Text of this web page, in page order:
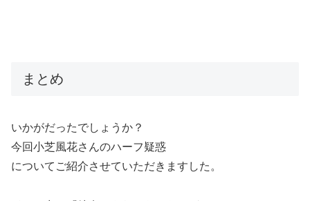
まとめ
いかがだったでしょうか？
今回小芝風花さんのハーフ疑惑
についてご紹介させていただきますした。